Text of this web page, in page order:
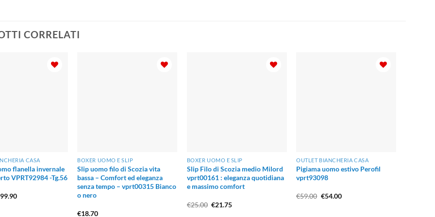
CORRELATI
CASA
flanella invernale
VPRT92984 -Tg.56
99.90Il
BOXER UOMO E SLIP
Slip uomo filo di Scozia vita
bassa – Comfort ed eleganza
senza tempo – vprt00315 Bianco
o nero
€18.70
BOXER UOMO E SLIP
Slip Filo di Scozia medio Milord
vprt00161 : eleganza quotidiana
e massimo comfort
€25.00 Il
€21.75Il
OUTLET BIANCHERIA CASA
Pigiama uomo estivo Perofil
vprt93098
€59.00 Il
€54.00Il